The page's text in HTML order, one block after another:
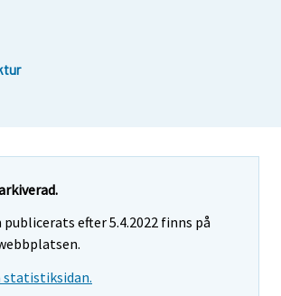
efter 5.4.2022 finns på
statistiksidan.